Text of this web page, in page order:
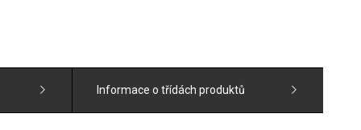
Informace o třídách produktů